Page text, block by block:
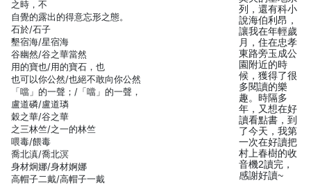
之時，不
自覺的露出的得意忘形之態。
石於/石子
墾宿海/星宿海
谷幽然/谷之華當然
用的寶也/用的寶石，也
也可以你公然/也絕不敢向你公然
「噹」的一聲；/「噹」的一聲，
盧道磷/盧道璘
穀之華/谷之華
之三林竺/之一的林竺
喂毒/餵毒
喬北滇/喬北溟
身材炯娜/身材婀娜
高帽子二戴/高帽子一戴
列，還有科小
說海伯利昂，
讓我在年輕歲
月，住在忠孝
東路旁玉成公
園附近的時
候，獲得了很
多閱讀的樂
趣。時隔多
年，又想在好
讀看點書，到
了今天，我第
一次在好讀把
村上春樹的收
音機2讀完，
感謝好讀~